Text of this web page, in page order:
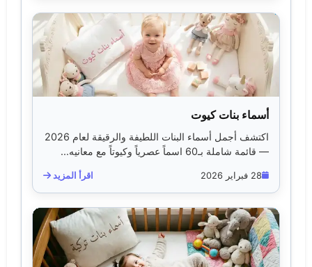
أسماء بنات كيوت
اكتشف أجمل أسماء البنات اللطيفة والرقيقة لعام 2026
— قائمة شاملة بـ60 اسماً عصرياً وكيوتاً مع معانيه...
28 فبراير 2026 اقرأ المزيد